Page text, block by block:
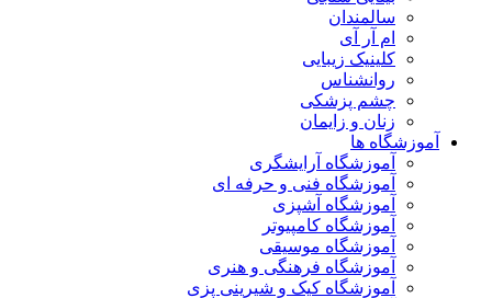
سالمندان
ام آر آی
کلینیک زیبایی
روانشناس
چشم پزشکی
زنان و زایمان
آموزشگاه ها
آموزشگاه آرایشگری
آموزشگاه فنی و حرفه ای
آموزشگاه آشپزی
آموزشگاه کامپیوتر
آموزشگاه موسیقی
آموزشگاه فرهنگی و هنری
آموزشگاه کیک و شیرینی پزی